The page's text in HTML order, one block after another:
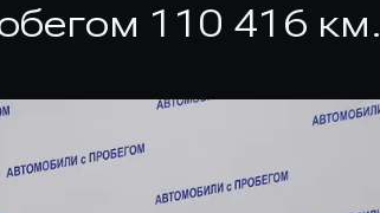
110 416 км.